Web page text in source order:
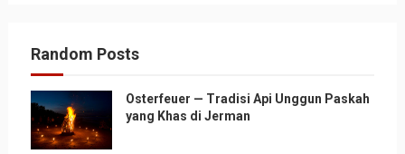
Random Posts
Osterfeuer — Tradisi Api Unggun Paskah
yang Khas di Jerman